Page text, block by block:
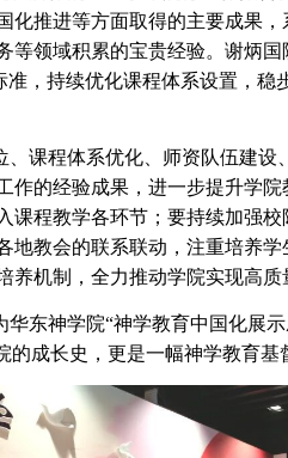
化推进等方面取得的主要成果
等领域积累的宝贵经验。谢炳
准，持续优化课程体系设置，
课程体系优化、师资队伍建
作的经验成果，进一步提升学
课程教学各环节；要持续加强
地教会的联系联动，注重培养
养机制，全力推动学院实现高质
东神学院“神学教育中国化展
的成长史，更是一幅神学教育